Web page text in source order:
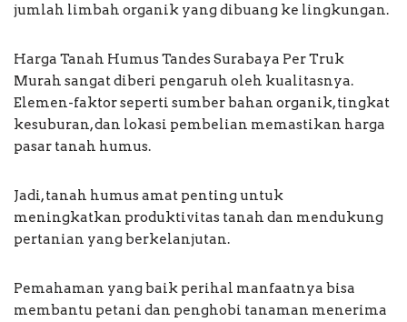
jumlah limbah organik yang dibuang ke lingkungan.
Harga Tanah Humus Tandes Surabaya Per Truk
Murah sangat diberi pengaruh oleh kualitasnya.
Elemen-faktor seperti sumber bahan organik, tingkat
kesuburan, dan lokasi pembelian memastikan harga
pasar tanah humus.
Jadi, tanah humus amat penting untuk
meningkatkan produktivitas tanah dan mendukung
pertanian yang berkelanjutan.
Pemahaman yang baik perihal manfaatnya bisa
membantu petani dan penghobi tanaman menerima